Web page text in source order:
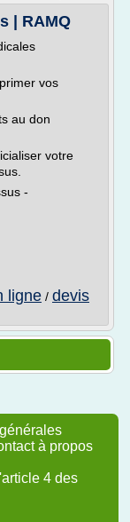
| RAMQ
vos
au don
votre
-
ligne / devis
à propos
4 des